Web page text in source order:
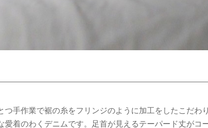
つ手作業で裾の糸をフリンジのように加工をしたこだわ
愛着のわくデニムです。足首が見えるテーパード丈がコ